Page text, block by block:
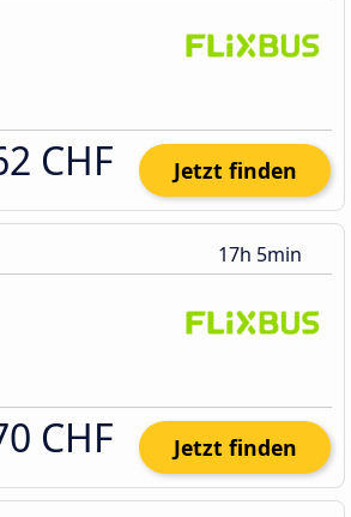
CHF Jetzt finden
17h 5min
CHF Jetzt finden